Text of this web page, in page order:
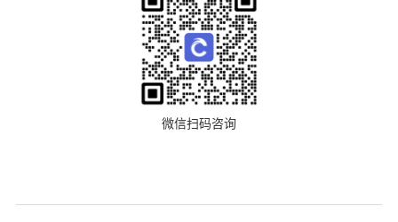
微信扫码咨询